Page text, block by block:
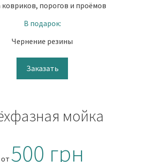
порогов и проёмов
В подарок:
Чернение резины
Заказать
мойка
от 500 грн